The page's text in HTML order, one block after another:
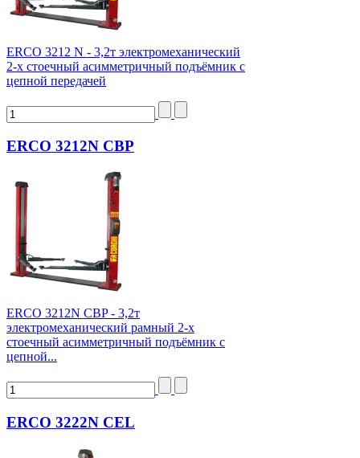
ERCO 3212 N - 3,2т электромеханический
2-х стоечный асимметричный подъёмник с
цепной передачей
ERCO 3212N CBP
ERCO 3212N CBP - 3,2т
электромеханический рамный 2-х
стоечный асимметричный подъёмник с
цепной...
ERCO 3222N CEL